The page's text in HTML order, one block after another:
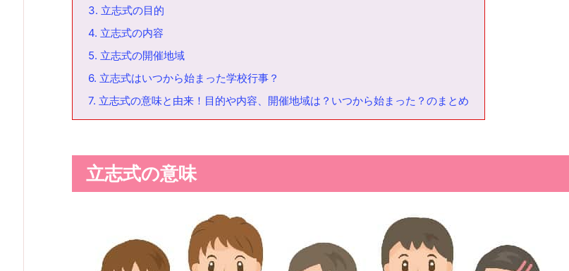
3. 立志式の目的
4. 立志式の内容
5. 立志式の開催地域
6. 立志式はいつから始まった学校行事？
7. 立志式の意味と由来！目的や内容、開催地域は？いつから始まった？のまとめ
立志式の意味